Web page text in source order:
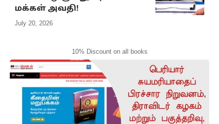
மக்கள் அவதி!
July 20, 2026
10% Discount on all books